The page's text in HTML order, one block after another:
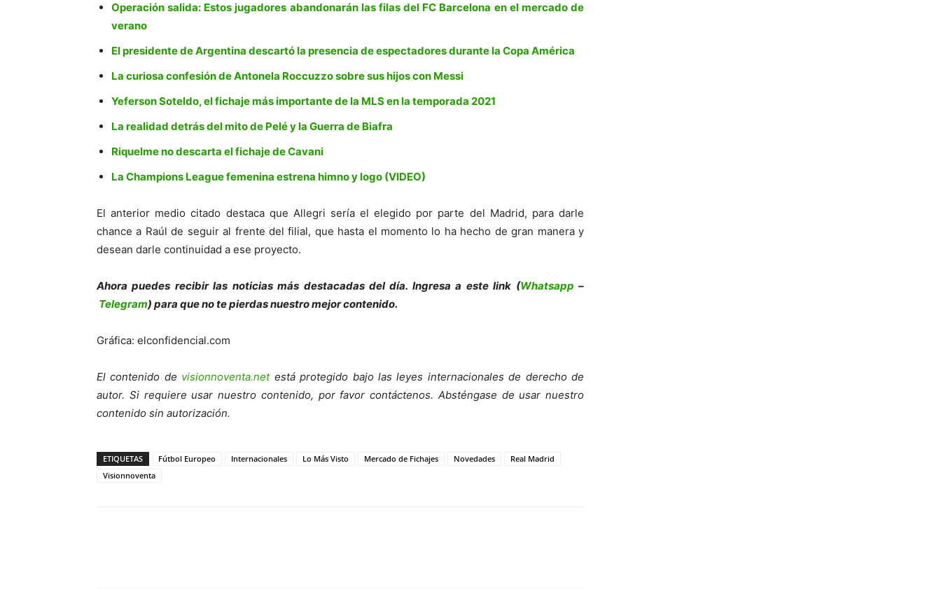
Operación salida: Estos jugadores abandonarán las filas del FC Barcelona en el mercado de
verano
El presidente de Argentina descartó la presencia de espectadores durante la Copa América
La curiosa confesión de Antonela Roccuzzo sobre sus hijos con Messi
Yeferson Soteldo, el fichaje más importante de la MLS en la temporada 2021
La realidad detrás del mito de Pelé y la Guerra de Biafra
Riquelme no descarta el fichaje de Cavani
La Champions League femenina estrena himno y logo (VIDEO)
El anterior medio citado destaca que Allegri sería el elegido por parte del Madrid, para darle
chance a Raúl de seguir al frente del filial, que hasta el momento lo ha hecho de gran manera y
desean darle continuidad a ese proyecto.
Ahora puedes recibir las noticias más destacadas del día. Ingresa a este link (Whatsapp –
Telegram) para que no te pierdas nuestro mejor contenido.
Gráfica: elconfidencial.com
El contenido de visionnoventa.netestá protegido bajo las leyes internacionales de derecho de
autor. Si requiere usar nuestro contenido, por favor contáctenos. Absténgase de usar nuestro
contenido sin autorización.
ETIQUETAS Fútbol Europeo Internacionales Lo Más Visto Mercado de Fichajes Novedades
Real Madrid
Visionnoventa